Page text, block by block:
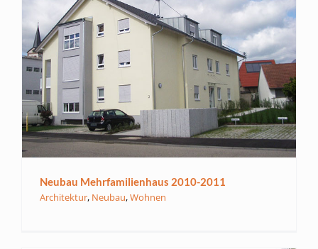
Neubau Mehrfamilienhaus 2010-2011
Architektur, Neubau,Wohnen